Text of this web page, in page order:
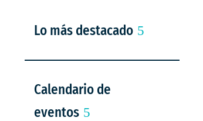
Lo más destacado
Calendario de
eventos